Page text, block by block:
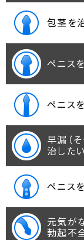
包茎を
ペニス
ペニス
早漏（そ
治したい
ペニス
元気が
勃起不全